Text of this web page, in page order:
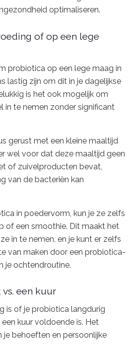
optimaliseren.
of op een lege
probiotica op een lege maag in
lastig zijn om dit in je dagelijkse
is het ook mogelijk om
in te nemen zonder significant
gerust met een kleine maaltijd
wel voor dat deze maaltijd geen
of zuivelproducten bevat,
van de bacteriën kan
in poedervorm, kun je ze zelfs
of een smoothie. Dit maakt het
in te nemen, en je kunt er zelfs
van maken door een probiotica-
je ochtendroutine.
een kuur
is of je probiotica langdurig
kuur voldoende is. Het
behoeften en persoonlijke